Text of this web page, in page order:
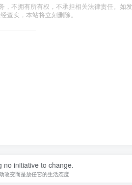
，不拥有所有权，不承担相关法律责任。如发
查实，本站将立刻删除。
no initiative to change.
改变而是放任它的生活态度